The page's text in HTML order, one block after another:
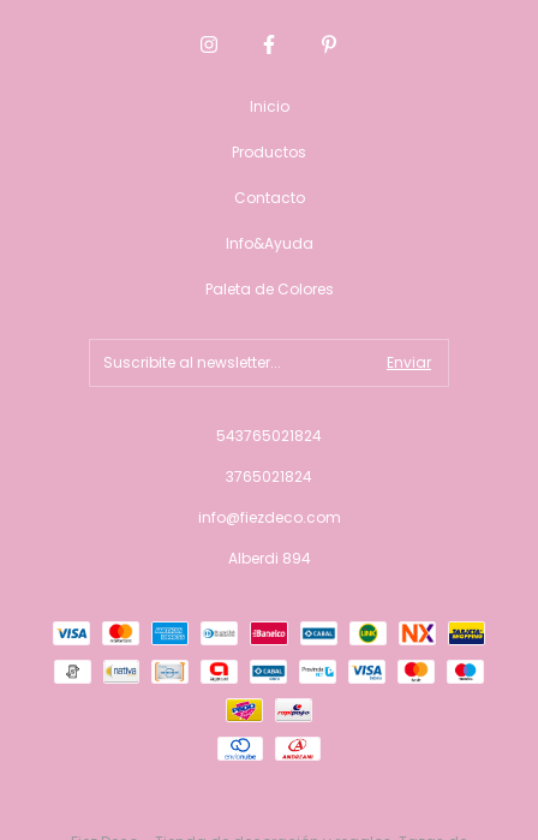
Inicio
Productos
Contacto
Info&Ayuda
Paleta de Colores
543765021824
3765021824
info@fiezdeco.com
Alberdi 894